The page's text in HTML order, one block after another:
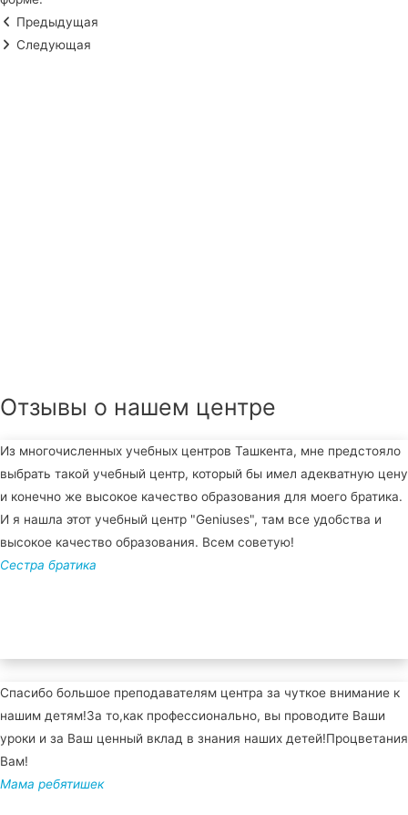
Предыдущая
Следующая
Отзывы о нашем центре
Из многочисленных учебных центров Ташкента, мне предстояло
выбрать такой учебный центр, который бы имел адекватную цену
и конечно же высокое качество образования для моего братика.
И я нашла этот учебный центр "Geniuses", там все удобства и
высокое качество образования. Всем советую!
Сестра братика
Спасибо большое преподавателям центра за чуткое внимание к
нашим детям!За то,как профессионально, вы проводите Ваши
уроки и за Ваш ценный вклад в знания наших детей!Процветания
Вам!
Мама ребятишек